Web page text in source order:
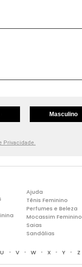
Masculino
Privacidade.
Ajuda
Tênis Feminino
Perfumes e Beleza
Mocassim Feminino
Saias
Sandálias
U • V • W • X • Y • Z